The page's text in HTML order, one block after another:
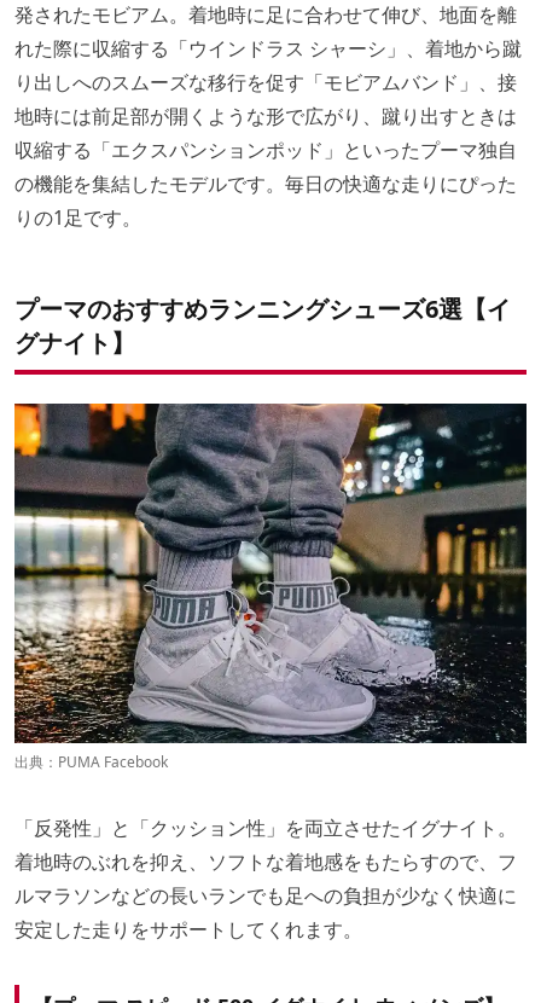
発されたモビアム。着地時に足に合わせて伸び、地面を離
れた際に収縮する「ウインドラス シャーシ」、着地から蹴
り出しへのスムーズな移行を促す「モビアムバンド」、接
地時には前足部が開くような形で広がり、蹴り出すときは
収縮する「エクスパンションポッド」といったプーマ独自
の機能を集結したモデルです。毎日の快適な走りにぴった
りの1足です。
プーマのおすすめランニングシューズ6選【イ
グナイト】
出典： PUMA Facebook
「反発性」と「クッション性」を両立させたイグナイト。
着地時のぶれを抑え、ソフトな着地感をもたらすので、フ
ルマラソンなどの長いランでも足への負担が少なく快適に
安定した走りをサポートしてくれます。